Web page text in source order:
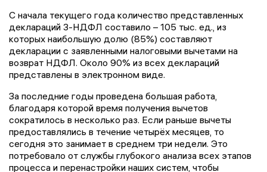
С начала текущего года количество представленных
деклараций 3-НДФЛ составило – 105 тыс. ед., из
которых наибольшую долю (85%) составляют
декларации с заявленными налоговыми вычетами на
возврат НДФЛ. Около 90% из всех деклараций
представлены в электронном виде.
За последние годы проведена большая работа,
благодаря которой время получения вычетов
сократилось в несколько раз. Если раньше вычеты
предоставлялись в течение четырёх месяцев, то
сегодня это занимает в среднем три недели. Это
потребовало от службы глубокого анализа всех этапов
процесса и перенастройки наших систем, чтобы